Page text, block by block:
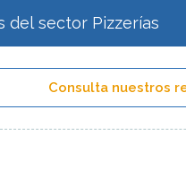
del sector Pizzerías
Consulta nuestros